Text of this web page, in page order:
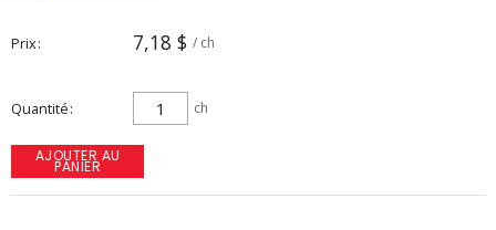
Prix 7,18 $ / ch
Quantité ch
AJOUTER AU
PANIER